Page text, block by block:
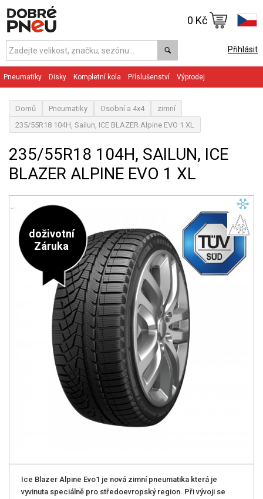
Přihlásit
0 Kč
Pneumatiky Disky Kompletní kola Příslušenství Výprodej
Domů Pneumatiky Osobní a 4x4
zimní
235/55R18 104H, Sailun, ICE BLAZER Alpine EVO 1 XL
235/55R18 104H, SAILUN, ICE
BLAZER ALPINE EVO 1 XL
doživotní
Záruka
Ice Blazer Alpine Evo1 je nová zimní pneumatika která je
vyvinuta speciálně pro středoevropský region. Při vývoji se